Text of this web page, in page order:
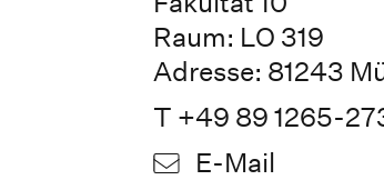
Raum: LO 319
Adresse: 81243
T +49 89 1265-
E-Mail